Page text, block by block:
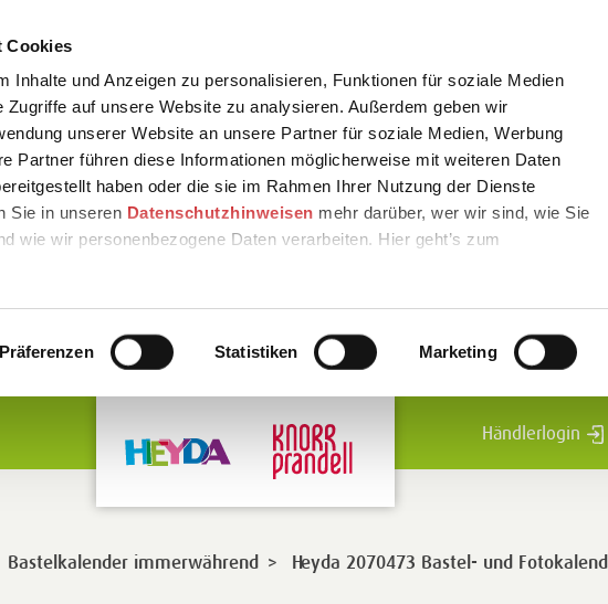
Cookies
Inhalte und Anzeigen zu personalisieren, Funktionen für soziale Medien
Zugriffe auf unsere Website zu analysieren. Außerdem geben wir
unserer Website an unsere Partner für soziale Medien, Werbung
Partner führen diese Informationen möglicherweise mit weiteren Daten
haben oder die sie im Rahmen Ihrer Nutzung der Dienste
Sie in unseren Datenschutzhinweisen mehr darüber, wer wir sind, wie Sie
wie wir personenbezogene Daten verarbeiten. Hier geht’s zum
Präferenzen Statistiken Marketing
Händlerlogin
Bastelkalender immerwährend > Heyda 2070473 Bastel- und